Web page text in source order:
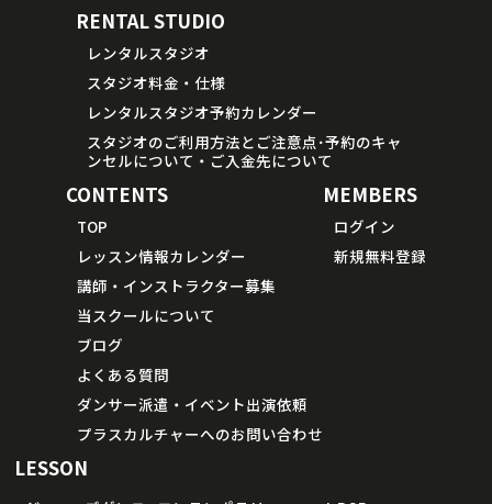
RENTAL STUDIO
レンタルスタジオ
スタジオ料金・仕様
レンタルスタジオ予約カレンダー
スタジオのご利用方法とご注意点･予約のキャ
ンセルについて・ご入金先について
CONTENTS
TOP
レッスン情報カレンダー
講師・インストラクター募集
当スクールについて
ブログ
よくある質問
ダンサー派遣・イベント出演依頼
プラスカルチャーへのお問い合わせ
MEMBERS
ログイン
新規無料登録
LESSON